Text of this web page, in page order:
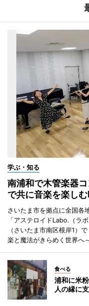
学ぶ・知る
南浦和で木管楽器
で共に音楽を楽し
さいたま市を拠点に全国各
「アステロイドLabo.（ラ
（さいたま市南区根岸1）
楽と魔法がきらめく世界へ
食べる
浦和に米
人の縁に